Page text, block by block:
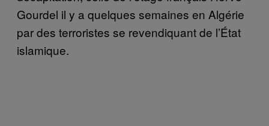
Gourdel il y a quelques semaines en Algérie
par des terroristes se revendiquant de l’État
islamique.